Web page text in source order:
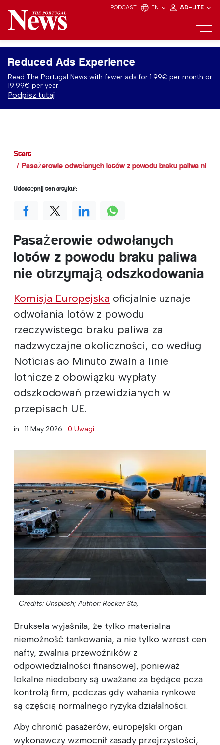
PODCAST EN AD-LITE
Reduced Ads Experience
Read The Portugal News with fewer ads for 1.99€ per month or
19.99€ per year.
Podpisz tutaj
Start
Pasażerowie odwołanych lotów z powodu braku paliwa nie
Pasażerowie odwołanych
lotów z powodu braku paliwa
nie otrzymają odszkodowania
Komisja Europejska oficjalnie uznaje
odwołania lotów z powodu
rzeczywistego braku paliwa za
nadzwyczajne okoliczności, co według
Notícias ao Minuto zwalnia linie
lotnicze z obowiązku wypłaty
odszkodowań przewidzianych w
przepisach UE.
in · 11 May 2026 · 0 Uwagi
Credits: Unsplash; Author: Rocker Sta;
Bruksela wyjaśniła, że tylko materialna
niemożność tankowania, a nie tylko wzrost cen
nafty, zwalnia przewoźników z
odpowiedzialności finansowej, ponieważ
lokalne niedobory są uważane za będące poza
kontrolą firm, podczas gdy wahania rynkowe
są częścią normalnego ryzyka działalności.
Aby chronić pasażerów, europejski organ
wykonawczy wzmocnił zasady przejrzystości,
Udostępnij ten artykuł: